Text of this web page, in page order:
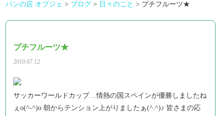
パンの店 オブジェ > ブログ > 日々のこと > プチフルーツ★
プチフルーツ★
2010.07.12
サッカーワールドカップ…情熱の国スペインが優勝しましたね
ぇo(^-^)o 朝からテンション上がりましたぁ(^.^)♪ 皆さまの応